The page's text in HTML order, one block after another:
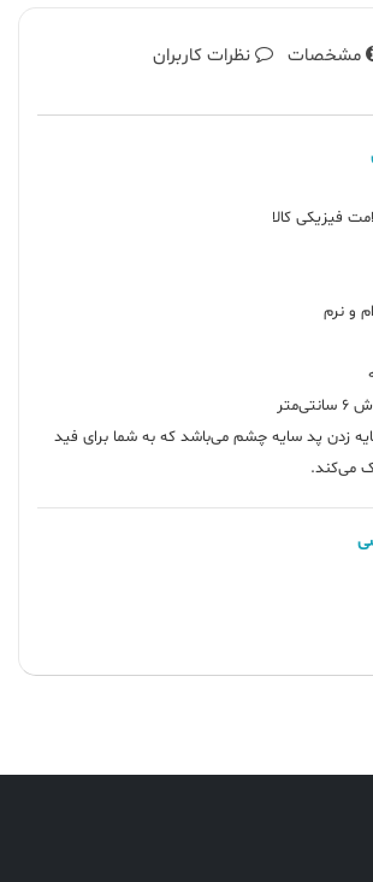
مشخصات نظرات کاربران
سایه زدن پد سایه چشم می‌باشد که به شما برای فید
می‌کند.